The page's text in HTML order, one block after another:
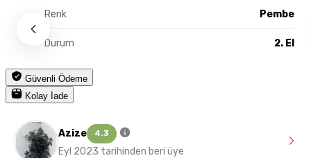
Renk Pembe
Durum 2. El
Güvenli Ödeme
Kolay İade
Azize 4.3
Eyl 2023 tarihinden beri üye